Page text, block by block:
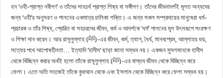
হন ‘ওহী-প্রাপ্ত নবীগণ’ ও তাঁদের সাহচর্য প্রাপ্ত শিষ্য বা সঙ্গীগণ। তাঁদের জীবনাদর্শই মূলত অন্যদের
জন্য ‘ওহী’র অনুসরণ ও পালনের একমাত্র চালিকা শক্তি। এ জন্য সকল সম্প্রদায়ের মানুষেরা ধর্ম-
প্রচারক ও তাঁর শিষ্য, প্রেরিত বা সহচরদের জীবন, কর্ম ও আদর্শকে ‘ধর্ম’ পালনের মূল উৎসরূপে সংরক্ষণ
ও শিক্ষা দান করেন। আর রাসূলুল্লাহ (ﷺ)-এর জীবন, কর্ম, ত্যাগ, ধৈর্য, মানবপ্রেম, আল্লাহর ভয়,
সত্যের পথে আপোষহীনতা… ইত্যাদি ‘হাদীস’ ছাড়া জানা সম্ভব নয়। একজন মুসলমানকে হাদীস
থেকে বিচ্ছিন্ন করার অর্থই হলো তাঁকে রাসূলুল্লাহ (ﷺ)-এর বাস্তব জীবন থেকে বিচ্ছিন্ন করে
ফেলা। এতে অতি সহজেই তাঁকে কুরআন থেকে এবং ইসলাম থেকে বিচ্ছিন্ন করে ফেলা সম্ভব হয়।